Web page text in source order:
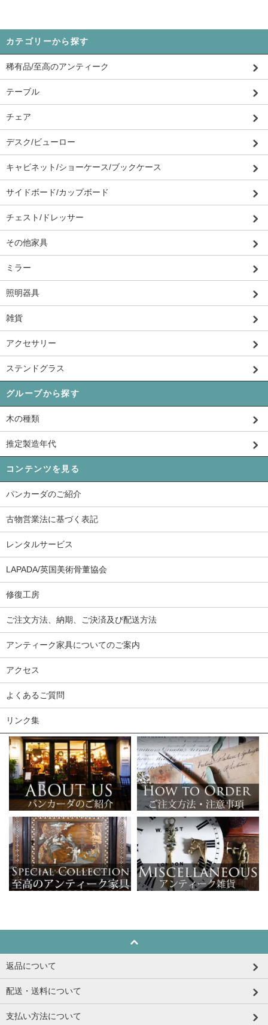
カテゴリーから探す
稀有品/至高のアンティーク
テーブル
チェア
デスク/ビューロー
キャビネット/ショーケース/ブックケース
サイドボード/カップボード
チェスト/ドレッサー
その他家具
ミラー
照明器具
雑貨
アクセサリー
ステンドグラス
グループから探す
木の種類
推定製造年代
コンテンツを見る
パンカーダのご紹介
古物営業法に基づく表記
レンタルサービス
LAPADA/英国美術骨董協会
修復工房
ご注文方法、納期、ご決済及び配送方法
アンティーク家具についてのご案内
アクセス
よくあるご質問
リンク集
返品について
配送・送料について
支払い方法について